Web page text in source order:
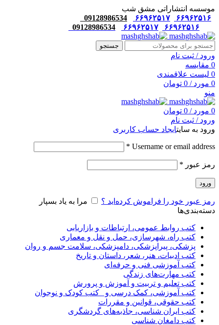
موسسه انتشاراتی مشق شب
۶۶۹۶۲۵۱۶
۶۶۹۶۲۵۱۷
09128986534
۶۶۹۶۲۵۱۶
۶۶۹۶۲۵۱۷ 09128986534
جستجو
ورود / ثبت نام
0 مقایسه
0 لیست علاقمندی
0 مورد /
0 تومان
منو
0 مورد /
0 تومان
ورود / ثبت نام
ورود به سایتایجاد حساب کاربری
Username or email address
*
رمز عبور *
ورود
رمز عبور خود را فراموش کرده‌اید ؟
مرا به یاد بسپار
دسته‌بندی‌ها
کتب روابط عمومی، ارتباطات و بازاریابی
کتب راه، شهرسازی، حمل و نقل و معماری
پزشکی، پیراپزشکی، دامپزشکی، سلامت جسم و روان
کتب ادبیات، هنر، شعر، داستان و تاریخ
کتب آموزشی فنی و حرفه‌ای
کتب مهارت‌های زندگی
کتب تعلیم و تربیت و آموزش و پرورش
کتب آموزشی، کمک درسی و _کتب کودک و نوجوان
کتب حقوقی، قوانین و مقررات
کتب ایران شناسی، جاذبه‌های گردشگری
کتب دامغان شناسی